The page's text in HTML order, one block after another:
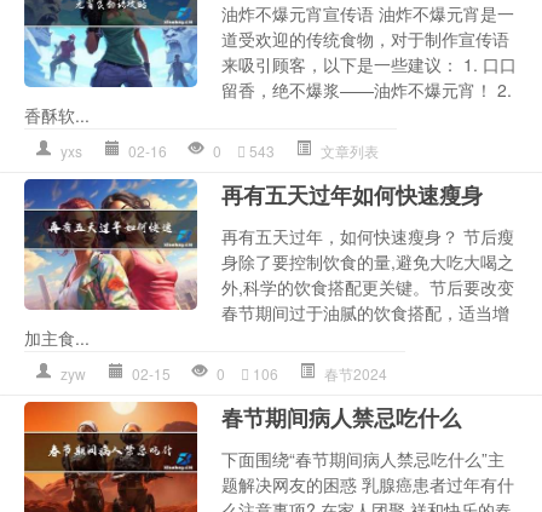
油炸不爆元宵宣传语 油炸不爆元宵是一
道受欢迎的传统食物，对于制作宣传语
来吸引顾客，以下是一些建议： 1. 口口
留香，绝不爆浆——油炸不爆元宵！ 2.
香酥软...
yxs 02-16 0 543 文章列表
再有五天过年如何快速瘦身
再有五天过年，如何快速瘦身？ 节后瘦
身除了要控制饮食的量,避免大吃大喝之
外,科学的饮食搭配更关键。节后要改变
春节期间过于油腻的饮食搭配，适当增
加主食...
zyw 02-15 0 106 春节2024
春节期间病人禁忌吃什么
下面围绕“春节期间病人禁忌吃什么”主
题解决网友的困惑 乳腺癌患者过年有什